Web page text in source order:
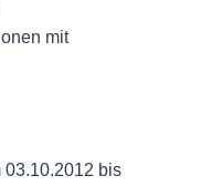
mit
03.10.2012 bis